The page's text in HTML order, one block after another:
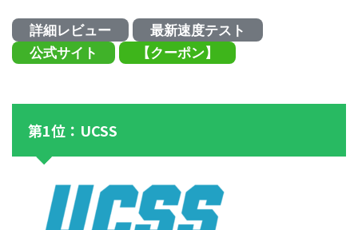
詳細レビュー
最新速度テスト
公式サイト
【クーポン】
第1位：UCSS